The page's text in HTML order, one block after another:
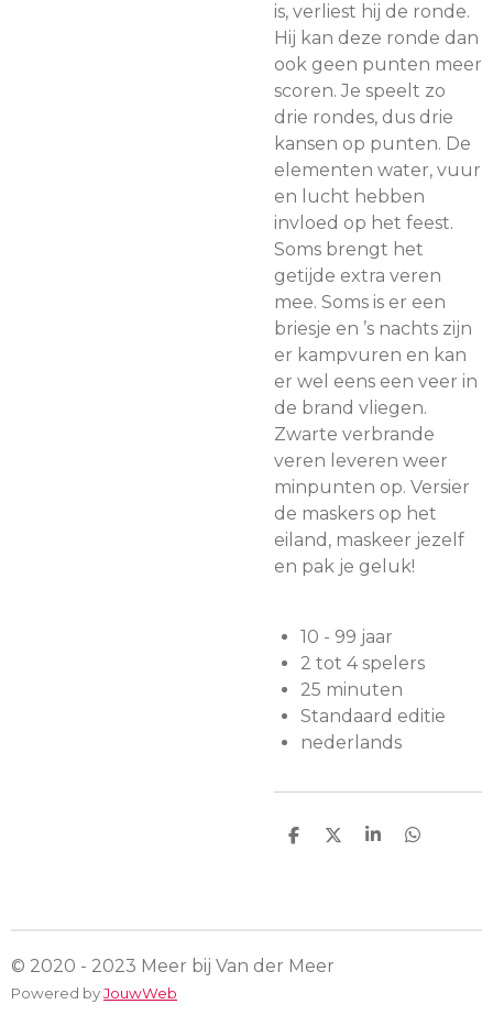
is, verliest hij de ronde.
Hij kan deze ronde dan
ook geen punten meer
scoren. Je speelt zo
drie rondes, dus drie
kansen op punten. De
elementen water, vuur
en lucht hebben
invloed op het feest.
Soms brengt het
getijde extra veren
mee. Soms is er een
briesje en ’s nachts zijn
er kampvuren en kan
er wel eens een veer in
de brand vliegen.
Zwarte verbrande
veren leveren weer
minpunten op. Versier
de maskers op het
eiland, maskeer jezelf
en pak je geluk!
10 - 99 jaar
2 tot 4 spelers
25 minuten
Standaard editie
nederlands
D
D
S
D
© 2020 - 2023 Meer bij Van der Meer
Powered byJouwWeb